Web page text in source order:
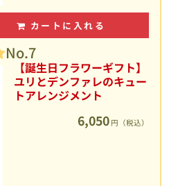
カートに入れる
No.7
【誕生日フラワーギフト】
ユリとデンファレのキュー
トアレンジメント
6,050 円（税込）